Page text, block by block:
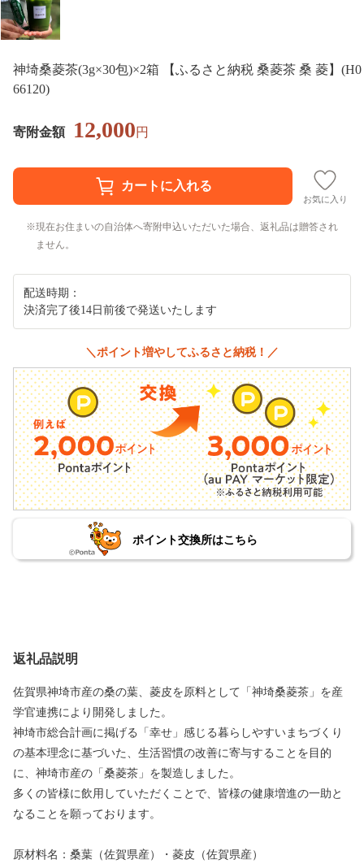
神埼桑菱茶(3g×30包)×2箱 【ふるさと納税 桑菱茶 桑 菱】(H0
66120)
寄附金額 12,000円
お気に入り
現在お住まいの自治体へ寄附申込いただいた場合、返礼品は贈答され
ません。
配送時期：
決済完了後14日前後で発送いたします
＼ポイント増やしてふるさと納税！／
ポイント交換所はこちら
返礼品説明
佐賀県神埼市産の桑の葉、菱皮を原料として「神埼桑菱茶」を産
学官連携により開発しました。
神埼市総合計画に掲げる「幸せ」感じる暮らしやすいまちづくり
の基本理念に基づいた、生活習慣の改善に寄与することを目的
に、神埼市産の「桑菱茶」を製造しました。
多くの皆様に飲用していただくことで、皆様の健康増進の一助と
なることを願っております。
原材料名：桑葉（佐賀県産）・菱皮（佐賀県産）